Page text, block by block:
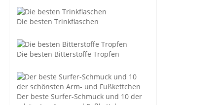
Die besten Trinkflaschen
Die besten Bitterstoffe Tropfen
Der beste Surfer-Schmuck und 10 der